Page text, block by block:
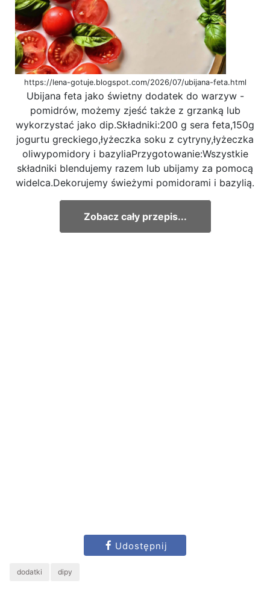
https://lena-gotuje.blogspot.com/2026/07/ubijana-feta.html
Ubijana feta jako świetny dodatek do warzyw -
pomidrów, możemy zjeść także z grzanką lub
wykorzystać jako dip.Składniki:200 g sera feta,150g
jogurtu greckiego,łyżeczka soku z cytryny,łyżeczka
oliwypomidory i bazyliaPrzygotowanie:Wszystkie
składniki blendujemy razem lub ubijamy za pomocą
widelca.Dekorujemy świeżymi pomidorami i bazylią.
Zobacz cały przepis...
Udostępnij
dodatki dipy